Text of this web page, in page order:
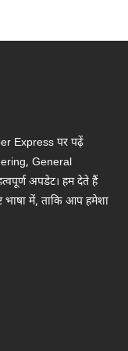
Express पर पढ़ें
General
अपडेट। हम देते हैं
भाषा में, ताकि आप हमेशा